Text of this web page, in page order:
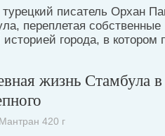
писатель Орхан
переплетая
историей города, в котором
жизнь Стамбула
420 г